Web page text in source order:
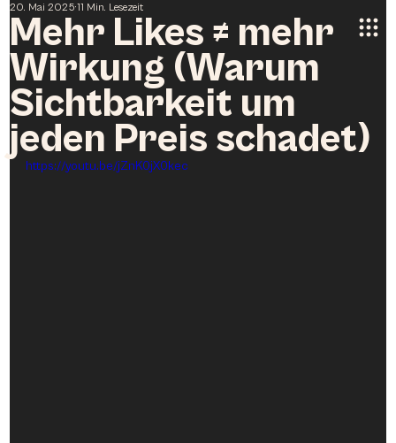
Mehr Likes ≠ mehr
Wirkung (Warum
Sichtbarkeit um
jeden Preis schadet)
20. Mai 202511 Min. Lesezeit
https://youtu.be/jZnK0jX0kec